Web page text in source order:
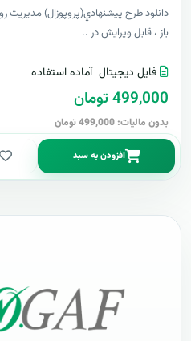
باز ، قابل ویرایش در ..
فایل دیجیتال آماده استفاده
499,000 تومان
بدون مالیات: 499,000 تومان
افزودن به سبد